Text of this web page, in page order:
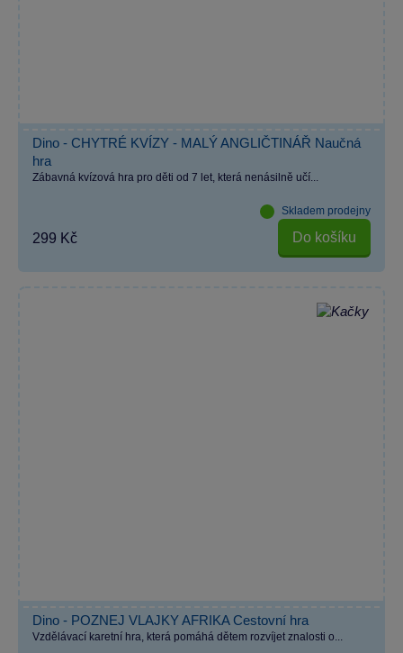
Dino - CHYTRÉ KVÍZY - MALÝ ANGLIČTINÁŘ Naučná
hra
Zábavná kvízová hra pro děti od 7 let, která nenásilně učí...
Skladem prodejny
299 Kč Do košíku
Dino - POZNEJ VLAJKY AFRIKA Cestovní hra
Vzdělávací karetní hra, která pomáhá dětem rozvíjet znalosti o...